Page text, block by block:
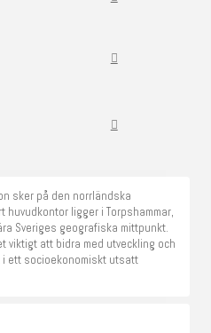
sker på den norrländska
huvudkontor ligger i Torpshammar,
Sveriges geografiska mittpunkt.
viktigt att bidra med utveckling och
ett socioekonomiskt utsatt